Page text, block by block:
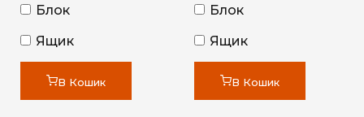
Блок
Ящик
В Кошик
Блок
Ящик
В Кошик